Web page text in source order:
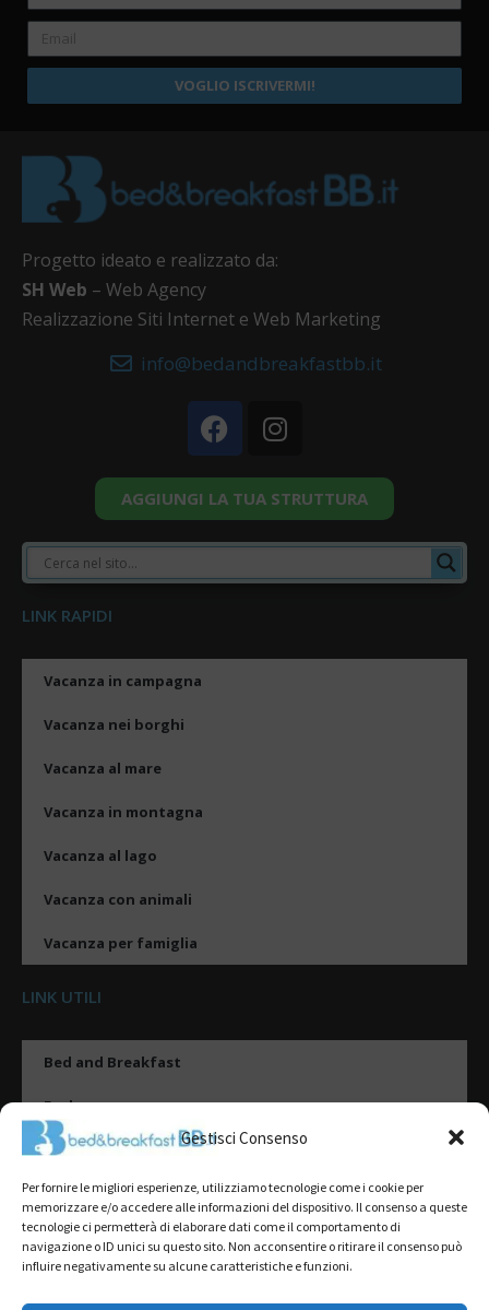
Gestisci Consenso
Per fornire le migliori esperienze, utilizziamo tecnologie come i cookie per
memorizzare e/o accedere alle informazioni del dispositivo. Il consenso a queste
tecnologie ci permetterà di elaborare dati come il comportamento di
navigazione o ID unici su questo sito. Non acconsentire o ritirare il consenso può
influire negativamente su alcune caratteristiche e funzioni.
VOGLIO ISCRIVERMI!
Progetto ideato e realizzato da:
SH Web – Web Agency
Realizzazione Siti Internet e Web Marketing
info@bedandbreakfastbb.it
AGGIUNGI LA TUA STRUTTURA
LINK RAPIDI
Vacanza in campagna
Vacanza nei borghi
Vacanza al mare
Vacanza in montagna
Vacanza al lago
Vacanza con animali
Vacanza per famiglia
LINK UTILI
Bed and Breakfast
Esplora
Tipologie di alloggio
Destinazioni
Il mio account